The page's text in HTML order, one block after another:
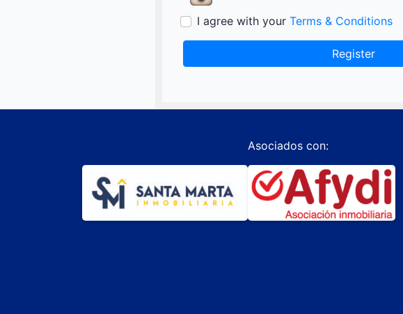
I agree with your Terms & Conditions
Register
Asociados con: